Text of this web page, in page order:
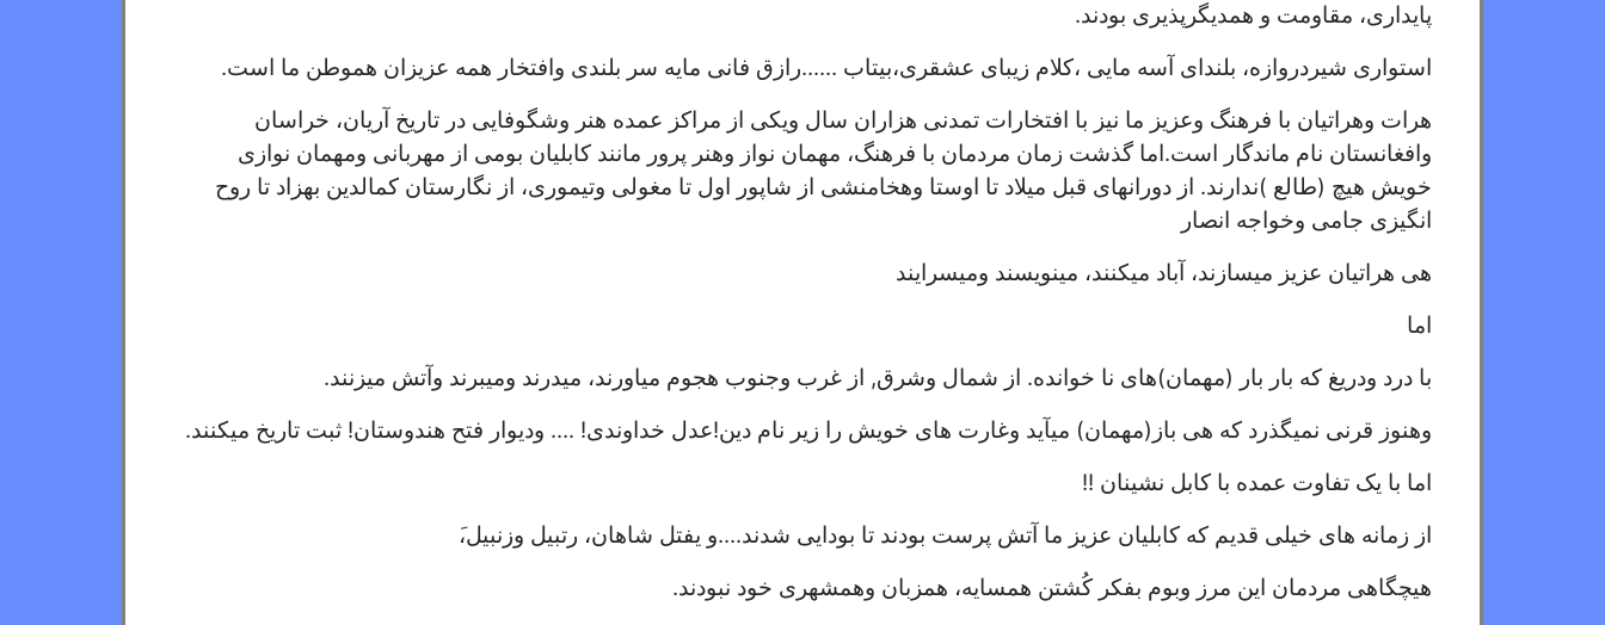
پایداری، مقاومت و همدیگرپذیری بودند.
استواری شیردروازه، بلندای آسه مایی ،کلام زیبای عشقری،بیتاب ......رازق فانی مایه سر بلندی وافتخار همه عزیزان هموطن ما است.
هرات وهراتیان با فرهنگ وعزیز ما نیز با افتخارات تمدنی هزاران سال ویکی از مراکز عمده هنر وشگوفایی در تاریخ آریان، خراسان
وافغانستان نام ماندگار است.اما گذشت زمان مردمان با فرهنگ، مهمان نواز وهنر پرور مانند کابلیان بومی از مهربانی ومهمان نوازی
خویش هیچ (طالع )ندارند. از دورانهای قبل میلاد تا اوستا وهخامنشی از شاپور اول تا مغولی وتیموری، از نگارستان کمالدین بهزاد تا روح
انگیزی جامی وخواجه انصار
هی هراتیان عزیز میسازند، آباد میکنند، مینویسند ومیسرایند
اما
با درد ودریغ که بار بار (مهمان)های نا خوانده. از شمال وشرق, از غرب وجنوب هجوم میاورند، میدرند ومیبرند وآتش میزنند.
وهنوز قرنی نمیگذرد که هی باز(مهمان) میآید وغارت های خویش را زیر نام دین!عدل خداوندی! .... ودیوار فتح هندوستان! ثبت تاریخ میکنند.
اما با یک تفاوت عمده با کابل نشینان !!
از زمانه های خیلی قدیم که کابلیان عزیز ما آتش پرست بودند تا بودایی شدند....و یفتل شاهان، رتبیل وزنبیل،َ
هیچگاهی مردمان این مرز وبوم بفکر کُشتن همسایه، همزبان وهمشهری خود نبودند.